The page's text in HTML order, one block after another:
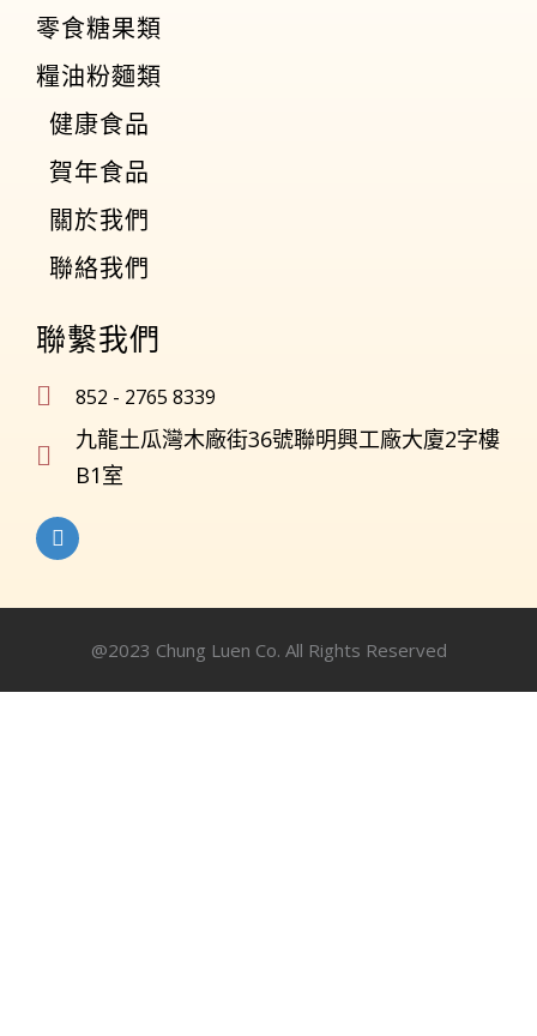
零食糖果類
糧油粉麵類
健康食品
賀年食品
關於我們
聯絡我們
聯繫我們
852 - 2765 8339
九龍土瓜灣木廠街36號聯明興工廠大廈2字樓
B1室
@2023 Chung Luen Co. All Rights Reserved